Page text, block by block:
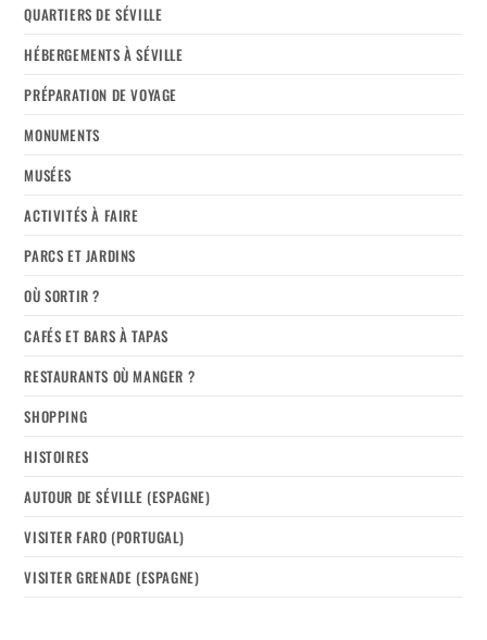
QUARTIERS DE SÉVILLE
HÉBERGEMENTS À SÉVILLE
PRÉPARATION DE VOYAGE
MONUMENTS
MUSÉES
ACTIVITÉS À FAIRE
PARCS ET JARDINS
OÙ SORTIR ?
CAFÉS ET BARS À TAPAS
RESTAURANTS OÙ MANGER ?
SHOPPING
HISTOIRES
AUTOUR DE SÉVILLE (ESPAGNE)
VISITER FARO (PORTUGAL)
VISITER GRENADE (ESPAGNE)